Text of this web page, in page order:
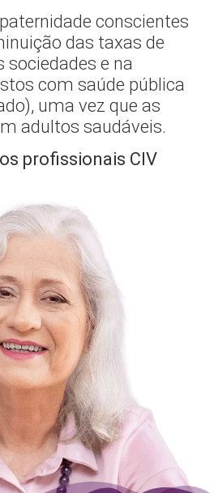
conscientes
das taxas de
e na
com saúde pública
uma vez que as
adultos saudáveis.
profissionais CIV